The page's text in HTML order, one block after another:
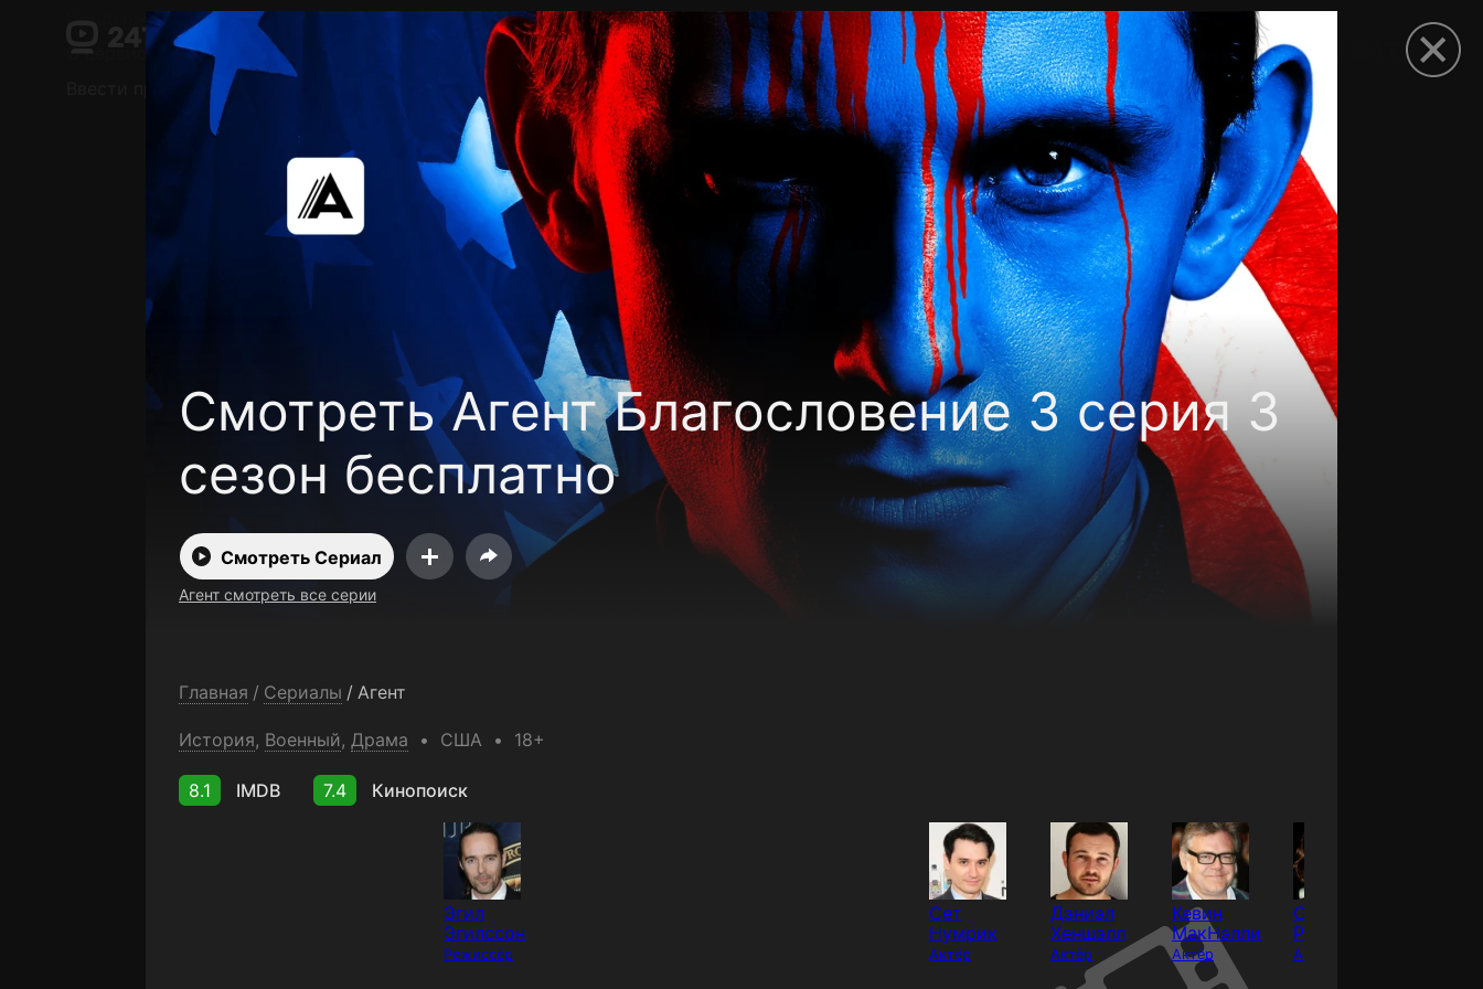
Смотреть Агент Благословение 3 серия 3
сезон бесплатно
Смотреть Сериал
Агент смотреть все серии
Главная / Сериалы / Агент
История, Военный, Драма США 18+
8.1 IMDB 7.4 Кинопоиск
Эгил
Эгилссон
Режиссёр
Сет
Нумрик
Актёр
Дэниэл
Хеншэлл
Актёр
Кевин
МакНэлли
Актёр
Сэмюэл
Рукин
Актёр
Поддержка:support@24h.tv
О сервисе
Пользовательское соглашение Политика конфиденциальности Для партнёров
Открыть приложение
Ввести промокод
Бесплатные каналы Контакты